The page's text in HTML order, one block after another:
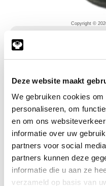
Deze website maakt
We gebruiken cookies
personaliseren, om
en om ons
informatie over uw
partners voor social
partners kunnen deze
informatie die u aan ze
verzameld op basis van
Copyright ©